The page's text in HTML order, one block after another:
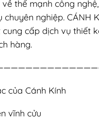
thế mạnh công
nghiệp. CÁNH
cung cấp dịch vụ thiết
hàng.
của Cánh Kính
vĩnh cửu